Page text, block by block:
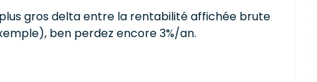
gros delta entre la rentabilité affichée brute
ben perdez encore 3%/an.